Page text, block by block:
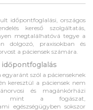
időpontfoglalási, országos
kereső szolgáltatás,
megtalálhatóvá tegye a
dolgozó, praxisokban és
a páciensek számára.
szól a pácienseknek
keresztül a páciensek nem
és magánkórházi
mint a fogászat,
egészségügyben sokszor